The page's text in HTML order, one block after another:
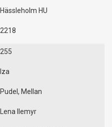
Hässleholm HU
2218
255
Iza
Pudel, Mellan
Lena Ilemyr